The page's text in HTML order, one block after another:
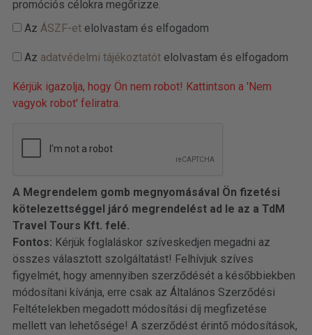
promóciós célokra megőrizze.
Az ÁSZF-etelolvastam és elfogadom
Az adatvédelmi tájékoztatótelolvastam és elfogadom
Kérjük igazolja, hogy Ön nem robot! Kattintson a 'Nem
vagyok robot' feliratra.
A Megrendelem gomb megnyomásával Ön fizetési
kötelezettséggel járó megrendelést ad le az a TdM
Travel Tours Kft. felé.
Fontos: Kérjük foglaláskor szíveskedjen megadni az
összes választott szolgáltatást! Felhívjuk szíves
figyelmét, hogy amennyiben szerződését a későbbiekben
módosítani kívánja, erre csak az Általános Szerződési
Feltételekben megadott módosítási díj megfizetése
mellett van lehetősége! A szerződést érintő módosítások,